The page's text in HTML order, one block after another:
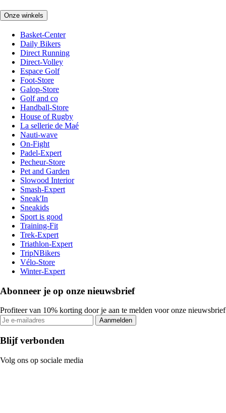
Onze winkels
Basket-Center
Daily Bikers
Direct Running
Direct-Volley
Espace Golf
Foot-Store
Galop-Store
Golf and co
Handball-Store
House of Rugby
La sellerie de Maé
Nauti-wave
On-Fight
Padel-Expert
Pecheur-Store
Pet and Garden
Slowood Interior
Smash-Expert
Sneak'In
Sneakids
Sport is good
Training-Fit
Trek-Expert
Triathlon-Expert
TripNBikers
Vélo-Store
Winter-Expert
Abonneer je op onze nieuwsbrief
Profiteer van 10% korting door je aan te melden voor onze nieuwsbrief
Aanmelden
Blijf verbonden
Volg ons op sociale media